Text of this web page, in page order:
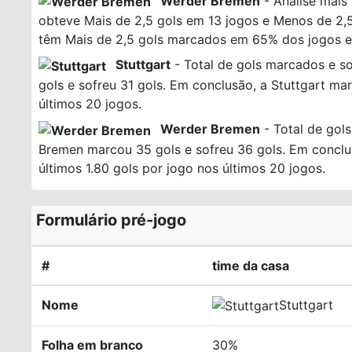
obteve Mais de 2,5 gols em 13 jogos e Menos de
têm Mais de 2,5 gols marcados em 65% dos jogos
Stuttgart - Total de gols marcados e
gols e sofreu 31 gols. Em conclusão, a Stuttgart
últimos 20 jogos.
Werder Bremen - Total de
Bremen marcou 35 gols e sofreu 36 gols. Em
últimos 1.80 gols por jogo nos últimos 20 jogos.
Formulário pré-jogo
# time da casa
Nome Stuttgart
Folha em branco 30%